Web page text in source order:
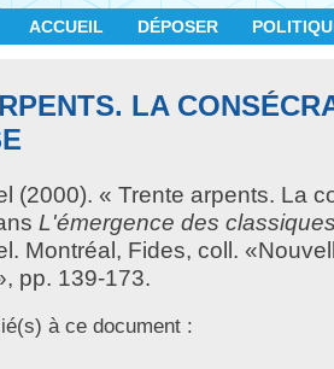
ACCUEIL DÉPOSER
LA
(2000). « Trente arpents. La
L'émergence des
. Montréal, Fides, coll.
pp. 139-173.
à ce document :